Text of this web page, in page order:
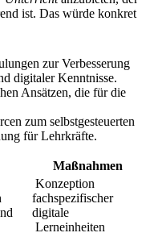
ist. Das würde konkret
zur Verbesserung
digitaler Kenntnisse.
Ansätzen, die für die
zum selbstgesteuerten
für Lehrkräfte.
Maßnahmen
Konzeption
fachspezifischer
digitale
Lerneinheiten